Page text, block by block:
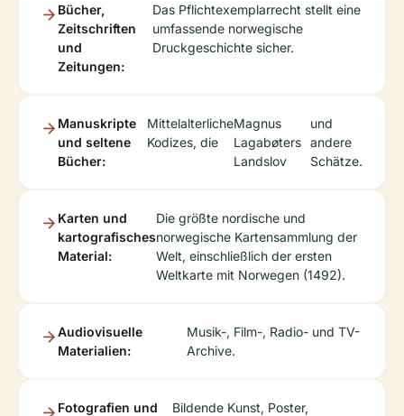
Bücher,
Zeitschriften
und
Zeitungen:
Das Pflichtexemplarrecht stellt eine
umfassende norwegische
Druckgeschichte sicher.
Manuskripte
und seltene
Bücher:
Mittelalterliche
Kodizes, die
Magnus
Lagabøters
Landslov
und
andere
Schätze.
Karten und
kartografisches
Material:
Die größte nordische und
norwegische Kartensammlung der
Welt, einschließlich der ersten
Weltkarte mit Norwegen (1492).
Audiovisuelle
Materialien:
Musik-, Film-, Radio- und TV-
Archive.
Fotografien und
Bildende Kunst, Poster,